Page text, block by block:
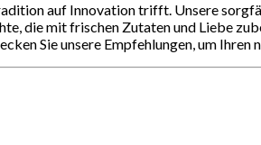
auf Innovation trifft. Unsere
die mit frischen Zutaten und Liebe
Sie unsere Empfehlungen, um